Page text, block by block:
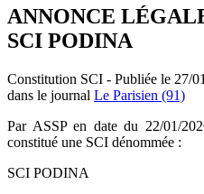
ANNONCE
SCI PODINA
Constitution SCI - Publiée le 27/
dans le journal Le Parisien (91)
Par ASSP en date du 22/01/
constitué une SCI dénommée :
SCI PODINA